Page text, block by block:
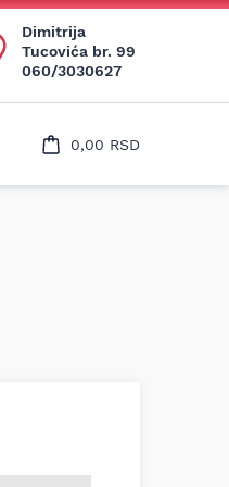
Dimitrija
Tucovića br. 99
060/3030627
0,00 RSD